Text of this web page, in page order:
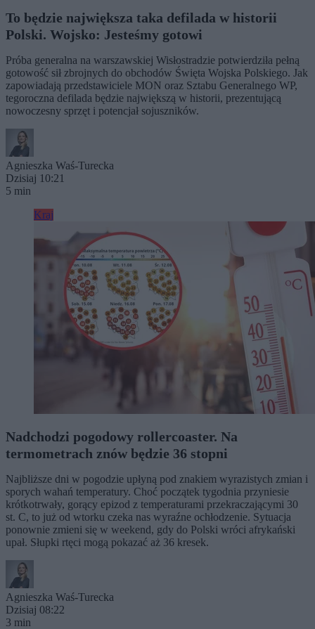
To będzie największa taka defilada w historii
Polski. Wojsko: Jesteśmy gotowi
Próba generalna na warszawskiej Wisłostradzie potwierdziła pełną
gotowość sił zbrojnych do obchodów Święta Wojska Polskiego. Jak
zapowiadają przedstawiciele MON oraz Sztabu Generalnego WP,
tegoroczna defilada będzie największą w historii, prezentującą
nowoczesny sprzęt i potencjał sojuszników.
Agnieszka Waś-Turecka
Dzisiaj 10:21
5 min
Kraj
Nadchodzi pogodowy rollercoaster. Na
termometrach znów będzie 36 stopni
Najbliższe dni w pogodzie upłyną pod znakiem wyrazistych zmian i
sporych wahań temperatury. Choć początek tygodnia przyniesie
krótkotrwały, gorący epizod z temperaturami przekraczającymi 30
st. C, to już od wtorku czeka nas wyraźne ochłodzenie. Sytuacja
ponownie zmieni się w weekend, gdy do Polski wróci afrykański
upał. Słupki rtęci mogą pokazać aż 36 kresek.
Agnieszka Waś-Turecka
Dzisiaj 08:22
3 min